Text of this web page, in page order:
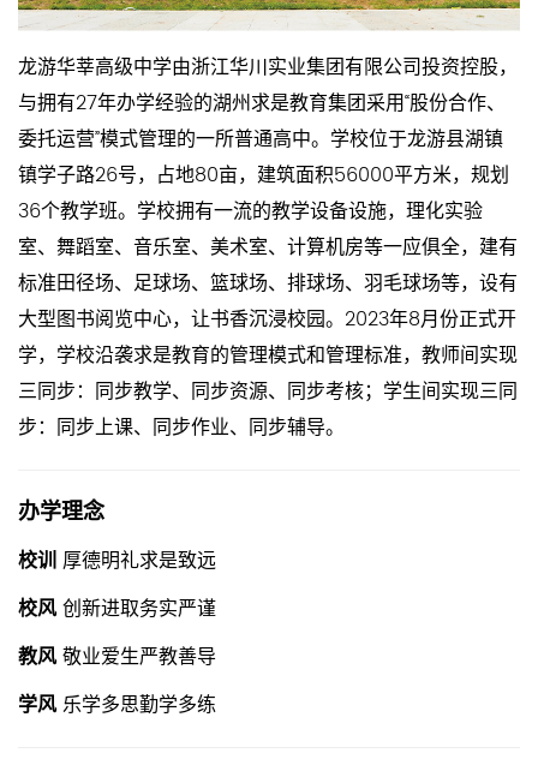
龙游华莘高级中学由浙江华川实业集团有限公司投资控股，
与拥有27年办学经验的湖州求是教育集团采用“股份合作、
委托运营”模式管理的一所普通高中。学校位于龙游县湖镇
镇学子路26号，占地80亩，建筑面积56000平方米，规划
36个教学班。学校拥有一流的教学设备设施，理化实验
室、舞蹈室、音乐室、美术室、计算机房等一应俱全，建有
标准田径场、足球场、篮球场、排球场、羽毛球场等，设有
大型图书阅览中心，让书香沉浸校园。2023年8月份正式开
学，学校沿袭求是教育的管理模式和管理标准，教师间实现
三同步：同步教学、同步资源、同步考核；学生间实现三同
步：同步上课、同步作业、同步辅导。
办学理念
校训厚德明礼求是致远
校风创新进取务实严谨
教风敬业爱生严教善导
学风乐学多思勤学多练